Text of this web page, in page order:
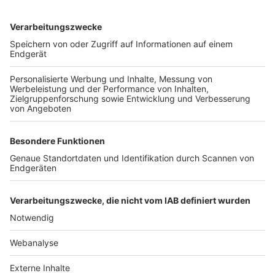
TOP-VEREINE
TOP-PARTNER
Nutzungsbedingungen Datenschutz Impressum